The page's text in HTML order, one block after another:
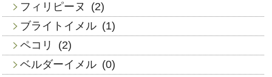
フィリピーヌ
(2)
ブライトイメル (1)
ペコリ
(2)
ベルダーイメル (0)